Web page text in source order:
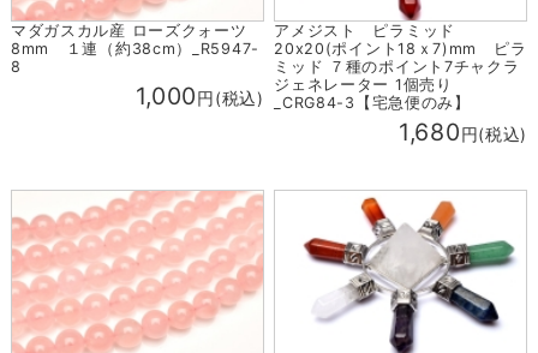
マダガスカル産 ローズクォーツ
8mm １連（約38cm）_R5947-
8
1,000円(税込)
アメジスト ピラミッド
20x20(ポイント18ｘ7)mm ピラ
ミッド ７種のポイント7チャクラ
ジェネレーター 1個売り
_CRG84-3【宅急便のみ】
1,680円(税込)